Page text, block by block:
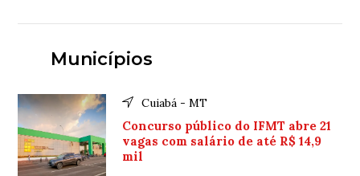
Municípios
Cuiabá - MT
Concurso público do IFMT abre 21
vagas com salário de até R$ 14,9
mil